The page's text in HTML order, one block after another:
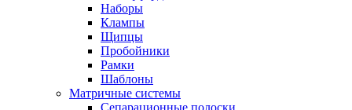
Наборы
Клампы
Щипцы
Пробойники
Рамки
Шаблоны
Матричные системы
Сепарационные полоски